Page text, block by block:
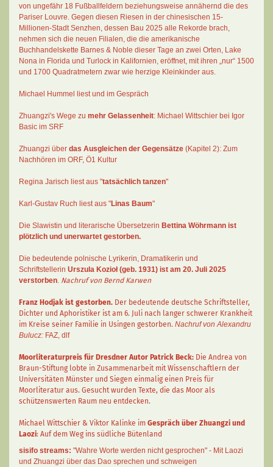
von ungefähr 18 Fußballfeldern beziehungsweise annähernd die des
Pariser Louvre. Gegen diesen Riesen in der chinesischen 15-
Millionen-Stadt Senzhen, dessen Bau 2025 alle Rekorde brach,
nehmen sich die neuen Filialen, die die amerikanische
Buchhandelskette Barnes & Noble dieser Tage an zwei Orten, Lake
Nona in Florida und Turlock in Kalifornien, eröffnet, mit ihren „nur“ 1500
und 1700 Quadratmetern zwar wie herzige Kleinkinder aus.
Michael Hummel liest und im Gespräch
Zhuangzi's Wege zu mehr Gelassenheit: Michael Wittschier bei Igor
Basic im SRF
Zhuangzi über das Ausgleichen der Gegensätze (Kapitel 2): Zum
Nachhören im ORF, Ö1 Kultur
Regina Jarisch liest aus "tatsächlich tanzen"
Karl-Gustav Ruch liest aus "Linas Baum"
Die Slawistin und literarische Übersetzerin Bettina Wöhrmann ist
plötzlich und unerwartet gestorben.
Die bedeutende polnische Lyrikerin, Dramatikerin und
Schriftstellerin Urszula Kozioł (geb. 1931) ist am 20. Juli 2025
verstorben. Nachruf von Bernd Karwen
Franz Hodjak ist gestorben. Der bedeutende deutsche Schriftsteller,
Dichter und Aphoristiker ist am 6. Juli nach langer schwerer Krankheit
im Kreise seiner Familie in Usingen gestorben. Nachruf von Alexandru
Bulucz: FAZ, dlf
Moorliteraturpreis für Dresdner Autor Patrick Beck: Die Andrea von
Braun-Stiftung lobte in Zusammenarbeit mit Wissenschaftlern der
Universitäten Münster und Siegen einmalig einen Preis für
Moorliteratur aus. Gesucht wurden Texte, die das Moor als
schützenswerten Raum neu entdecken.
Michael Wittschier & Viktor Kalinke im Gespräch über Zhuangzi und
Laozi: Auf dem Weg ins südliche Bütenland
sisifo streams: "Wahre Worte werden nicht gesprochen" - Mit Laozi
und Zhuangzi über das Dao sprechen und schweigen